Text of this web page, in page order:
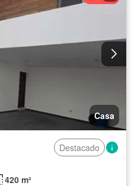
Casa
Destacado
420 m²